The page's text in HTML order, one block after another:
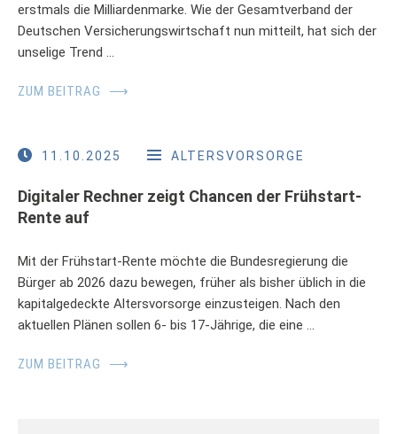
erstmals die Milliardenmarke. Wie der Gesamtverband der
Deutschen Versicherungswirtschaft nun mitteilt, hat sich der
unselige Trend …
ZUM BEITRAG ⟶
11.10.2025 ALTERSVORSORGE
Digitaler Rechner zeigt Chancen der Frühstart-
Rente auf
Mit der Frühstart-Rente möchte die Bundesregierung die
Bürger ab 2026 dazu bewegen, früher als bisher üblich in die
kapitalgedeckte Altersvorsorge einzusteigen. Nach den
aktuellen Plänen sollen 6- bis 17-Jährige, die eine …
ZUM BEITRAG ⟶